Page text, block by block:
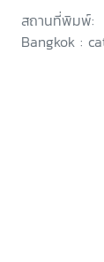
สถานที่พิมพ์:
Bangkok :